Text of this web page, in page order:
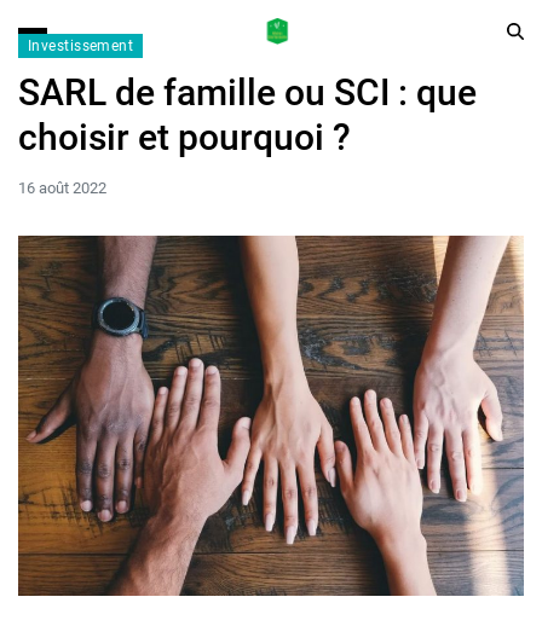
Investissement
SARL de famille ou SCI : que
choisir et pourquoi ?
16 août 2022